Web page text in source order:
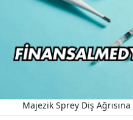
Majezik Sprey Diş